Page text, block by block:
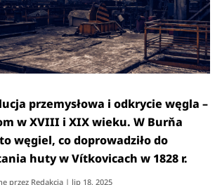
przemysłowa i odkrycie węgla –
w XVIII i XIX wieku. W Burňa
węgiel, co doprowadziło do
huty w Vítkovicach w 1828 r.
przez Redakcja | lip 18, 2025